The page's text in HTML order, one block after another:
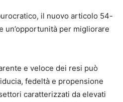
il nuovo articolo 54-
un’opportunità per migliorare
e veloce dei resi può
fedeltà e propensione
caratterizzati da elevati